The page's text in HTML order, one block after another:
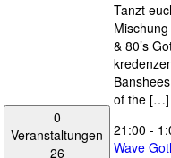
0
Veranstaltungen
26
Tanzt
& 80’s
of the […]
21:00 -
Wave